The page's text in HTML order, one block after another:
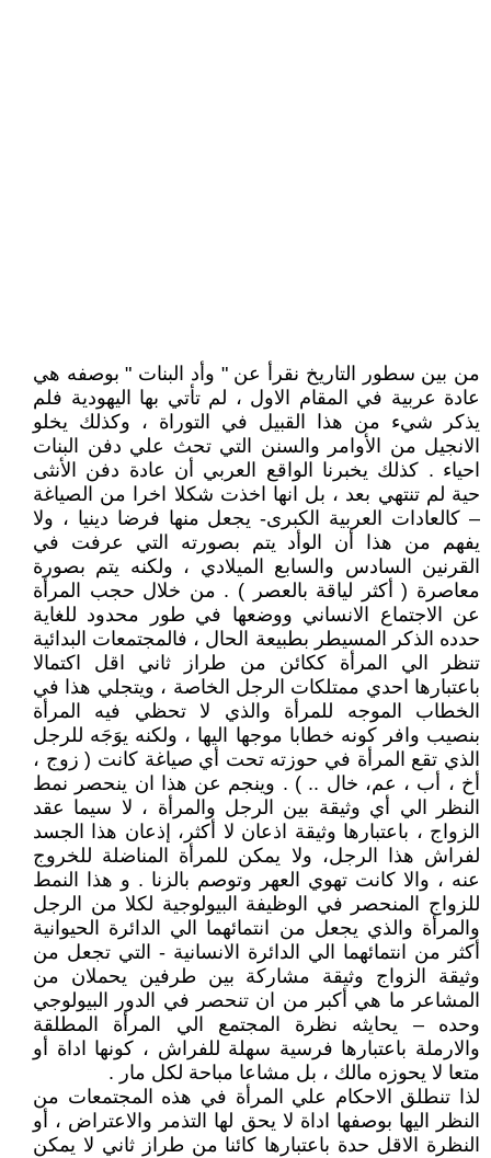
من بين سطور التاريخ نقرأ عن " وأد البنات " بوصفه هي
عادة عربية في المقام الاول ، لم تأتي بها اليهودية فلم
يذكر شيء من هذا القبيل في التوراة ، وكذلك يخلو
الانجيل من الأوامر والسنن التي تحث علي دفن البنات
احياء . كذلك يخبرنا الواقع العربي أن عادة دفن الأنثى
حية لم تنتهي بعد ، بل انها اخذت شكلا اخرا من الصياغة
– كالعادات العربية الكبرى- يجعل منها فرضا دينيا ، ولا
يفهم من هذا أن الوأد يتم بصورته التي عرفت في
القرنين السادس والسابع الميلادي ، ولكنه يتم بصورة
معاصرة ( أكثر لياقة بالعصر ) . من خلال حجب المرأة
عن الاجتماع الانساني ووضعها في طور محدود للغاية
حدده الذكر المسيطر بطبيعة الحال ، فالمجتمعات البدائية
تنظر الي المرأة ككائن من طراز ثاني اقل اكتمالا
باعتبارها احدي ممتلكات الرجل الخاصة ، ويتجلي هذا في
الخطاب الموجه للمرأة والذي لا تحظي فيه المرأة
بنصيب وافر كونه خطابا موجها اليها ، ولكنه يوَجَه للرجل
الذي تقع المرأة في حوزته تحت أي صياغة كانت ( زوج ،
أخ ، أب ، عم، خال .. ) . وينجم عن هذا ان ينحصر نمط
النظر الي أي وثيقة بين الرجل والمرأة ، لا سيما عقد
الزواج ، باعتبارها وثيقة اذعان لا أكثر، إذعان هذا الجسد
لفراش هذا الرجل، ولا يمكن للمرأة المناضلة للخروج
عنه ، والا كانت تهوي العهر وتوصم بالزنا . و هذا النمط
للزواج المنحصر في الوظيفة البيولوجية لكلا من الرجل
والمرأة والذي يجعل من انتمائهما الي الدائرة الحيوانية
أكثر من انتمائهما الي الدائرة الانسانية - التي تجعل من
وثيقة الزواج وثيقة مشاركة بين طرفين يحملان من
المشاعر ما هي أكبر من ان تنحصر في الدور البيولوجي
وحده – يحايثه نظرة المجتمع الي المرأة المطلقة
والارملة باعتبارها فرسية سهلة للفراش ، كونها اداة أو
متعا لا يحوزه مالك ، بل مشاعا مباحة لكل مار .
لذا تنطلق الاحكام علي المرأة في هذه المجتمعات من
النظر اليها بوصفها اداة لا يحق لها التذمر والاعتراض ، أو
النظرة الاقل حدة باعتبارها كائنا من طراز ثاني لا يمكن